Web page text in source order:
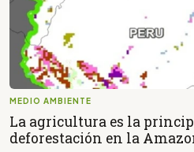
MEDIO AMBIENTE
La agricultura es la
deforestación en la